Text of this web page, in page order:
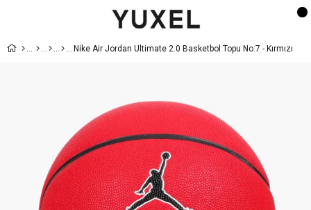
Nike Air Jordan Ultimate 2.0 Basketbol Topu No:7 - Kırmızı